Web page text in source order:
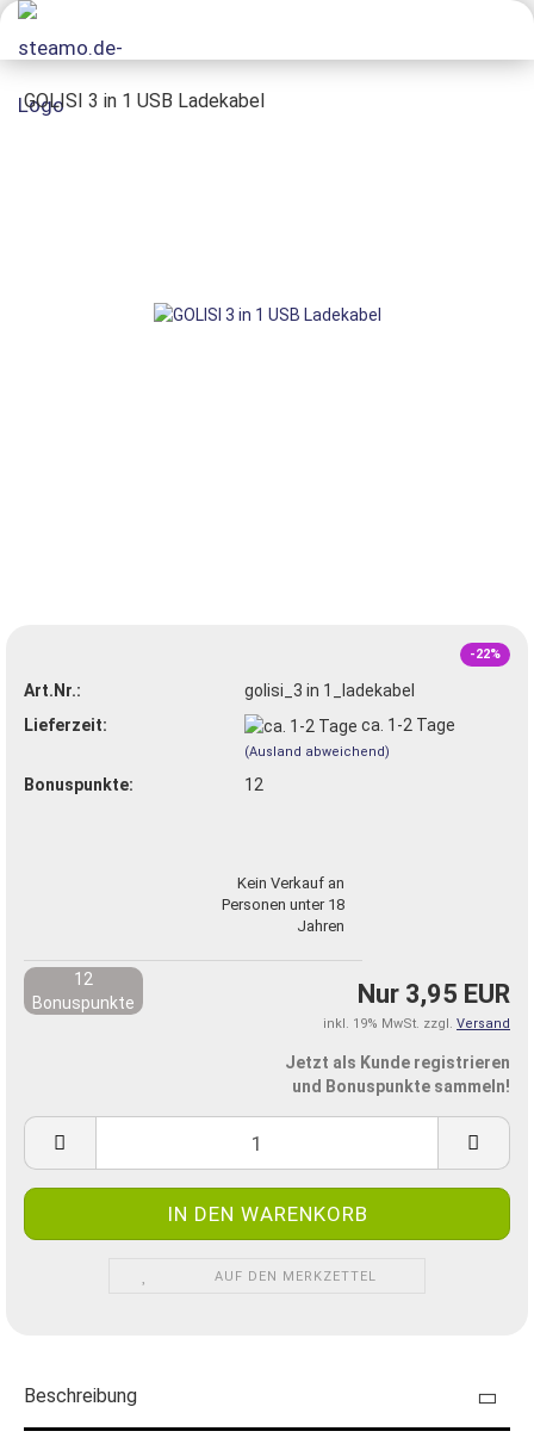
GOLISI 3 in 1 USB Ladekabel
-22%
Art.Nr.:
golisi_3 in 1_ladekabel
Lieferzeit:
ca. 1-2 Tage
(Ausland abweichend)
Bonuspunkte: 12
Kein Verkauf an
Personen unter 18
Jahren
Nur 3,95 EUR
inkl. 19% MwSt. zzgl. Versand
12
Bonuspunkte
Jetzt als Kunde registrieren
und Bonuspunkte sammeln!
AUF DEN MERKZETTEL
Beschreibung